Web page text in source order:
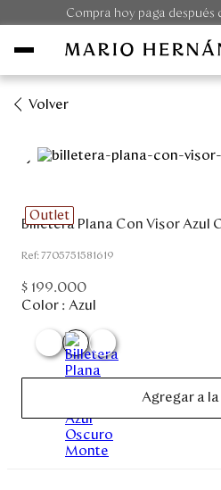
Compra hoy paga después
Unisex
Outlet
Disney
Volver
Outlet
Billetera Plana Con Visor Azul
:7705751581619
$ 199.000
Color : Azul
Agregar a